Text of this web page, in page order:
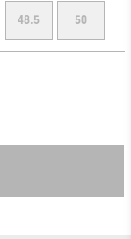
48.5 50